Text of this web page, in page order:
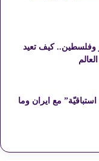
وفلسطين.. كيف تعيد
مع ايران وما